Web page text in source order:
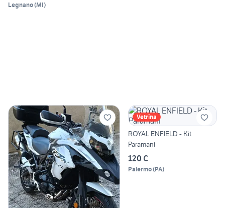
Legnano(MI)
Vetrina
ROYAL ENFIELD - Kit
Paramani
120 €
Palermo(PA)